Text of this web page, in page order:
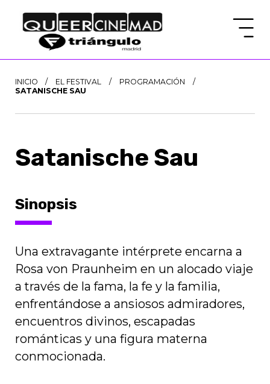
INICIO / EL FESTIVAL / PROGRAMACIÓN
/
SATANISCHE SAU
Satanische Sau
Sinopsis
Una extravagante intérprete encarna a
Rosa von Praunheim en un alocado viaje
a través de la fama, la fe y la familia,
enfrentándose a ansiosos admiradores,
encuentros divinos, escapadas
románticas y una figura materna
conmocionada.